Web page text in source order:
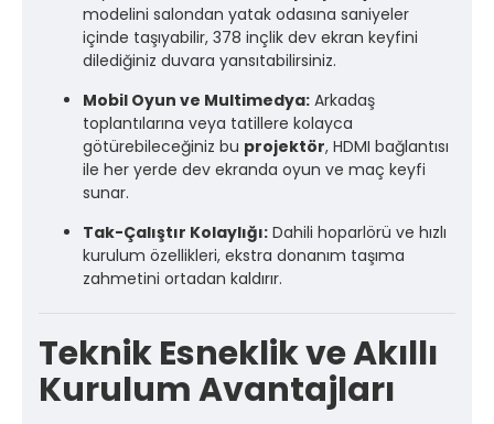
modelini salondan yatak odasına saniyeler
içinde taşıyabilir, 378 inçlik dev ekran keyfini
dilediğiniz duvara yansıtabilirsiniz.
Mobil Oyun ve Multimedya: Arkadaş
toplantılarına veya tatillere kolayca
götürebileceğiniz bu projektör, HDMI bağlantısı
ile her yerde dev ekranda oyun ve maç keyfi
sunar.
Tak-Çalıştır Kolaylığı: Dahili hoparlörü ve hızlı
kurulum özellikleri, ekstra donanım taşıma
zahmetini ortadan kaldırır.
Teknik Esneklik ve Akıllı
Kurulum Avantajları